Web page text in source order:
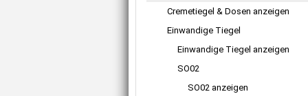
Cremetiegel & Dosen anzeigen
Einwandige Tiegel
Einwandige Tiegel anzeigen
SO02
SO02 anzeigen